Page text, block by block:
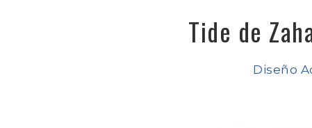
Tide de
Diseño